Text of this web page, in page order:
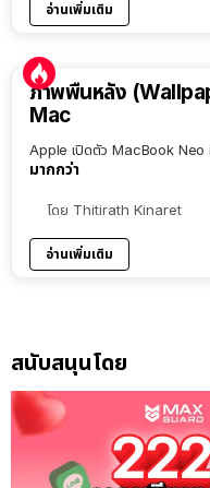
อ่านเพิ่มเติม
ภาพพื้นหลัง
Mac
Apple เปิดตัว MacBook
มากกว่า
โดย Thitirath Kinaret
อ่านเพิ่มเติม
สนับสนุนโดย